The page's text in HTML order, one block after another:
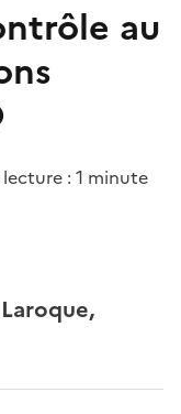
au
: 1 minute